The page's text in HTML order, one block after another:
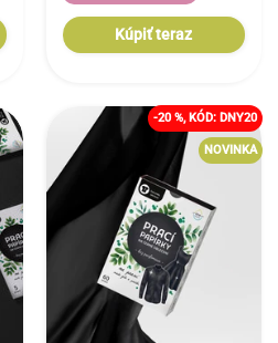
Kúpiť teraz
-20 %, KÓD: DNY20
NOVINKA